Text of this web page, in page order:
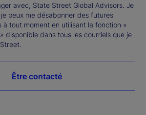
avec, State Street Global Advisors. Je
peux me désabonner des futures
à tout moment en utilisant la fonction «
disponible dans tous les courriels que je
Être contacté